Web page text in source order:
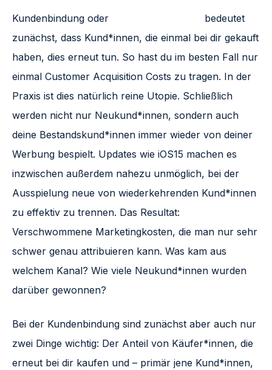
Kundenbindung oder
bedeutet
zunächst, dass Kund*innen, die einmal bei dir gekauft
haben, dies erneut tun. So hast du im besten Fall nur
einmal Customer Acquisition Costs zu tragen. In der
Praxis ist dies natürlich reine Utopie. Schließlich
werden nicht nur Neukund*innen, sondern auch
deine Bestandskund*innen immer wieder von deiner
Werbung bespielt. Updates wie iOS15 machen es
inzwischen außerdem nahezu unmöglich, bei der
Ausspielung neue von wiederkehrenden Kund*innen
zu effektiv zu trennen. Das Resultat:
Verschwommene Marketingkosten, die man nur sehr
schwer genau attribuieren kann. Was kam aus
welchem Kanal? Wie viele Neukund*innen wurden
darüber gewonnen?
Bei der Kundenbindung sind zunächst aber auch nur
zwei Dinge wichtig: Der Anteil von Käufer*innen, die
erneut bei dir kaufen und – primär jene Kund*innen,